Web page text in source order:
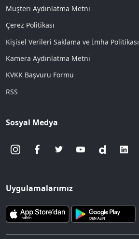
Müşteri Aydınlatma Metni
Çerez Politikası
Kişisel Verileri Saklama ve İmha Politikası
Kamera Aydınlatma Metni
KVKK Başvuru Formu
RSS
Sosyal Medya
Uygulamalarımız